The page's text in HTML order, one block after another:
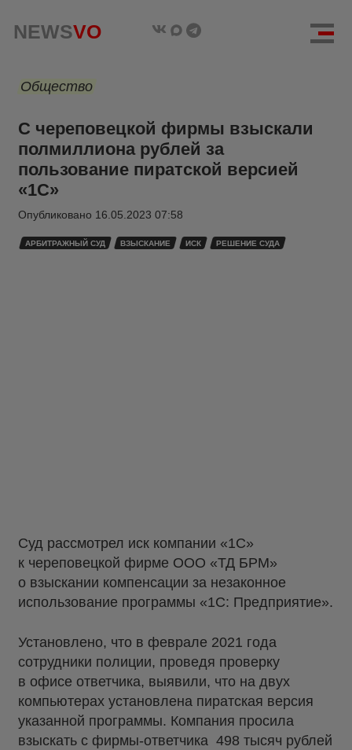
NEWSVO
Общество
С череповецкой фирмы взыскали
полмиллиона рублей за
пользование пиратской версией
«1С»
Опубликовано 16.05.2023 07:58
АРБИТРАЖНЫЙ СУД ВЗЫСКАНИЕ ИСК РЕШЕНИЕ СУДА
Суд рассмотрел иск компании «1С»
к череповецкой фирме ООО «ТД БРМ»
о взыскании компенсации за незаконное
использование программы «1С: Предприятие».
Установлено, что в феврале 2021 года
сотрудники полиции, проведя проверку
в офисе ответчика, выявили, что на двух
компьютерах установлена пиратская версия
указанной программы. Компания просила
взыскать с фирмы-ответчика 498 тысяч рублей